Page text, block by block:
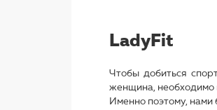
LadyFit
Чтобы добиться
женщина, необходимо
Именно поэтому,